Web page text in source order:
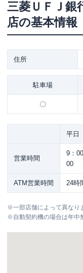
三菱ＵＦＪ銀
店の基本情報
住所
駐車場
〇
平日
営業時間
9：
00
ATM営業時間 24時
※一部店舗によって異なり
※自動契約機の場合は年中